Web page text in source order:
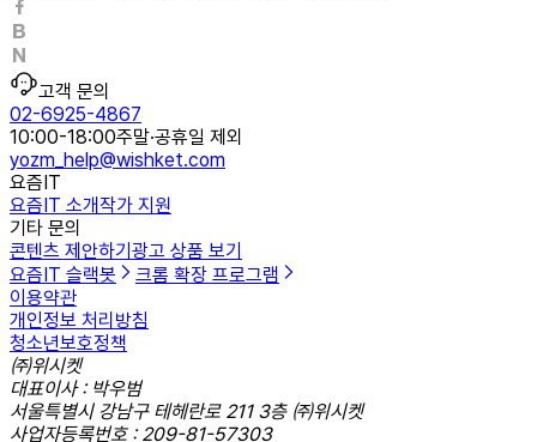
고객 문의
02-6925-4867
10:00-18:00주말·공휴일 제외
yozm_help@wishket.com
요즘IT
요즘IT 소개작가 지원
기타 문의
콘텐츠 제안하기 광고 상품 보기
요즘IT 슬랙봇
크롬 확장 프로그램
이용약관
개인정보 처리방침
청소년보호정책
㈜위시켓
대표이사 : 박우범
서울특별시 강남구 테헤란로 211 3층 ㈜위시켓
사업자등록번호 : 209-81-57303